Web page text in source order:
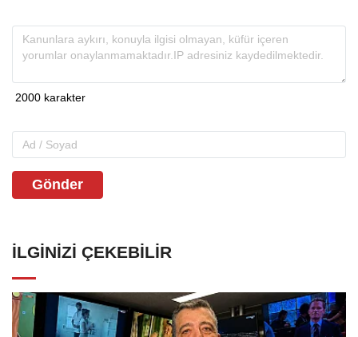
Gönder
İLGINIZI ÇEKEBILIR